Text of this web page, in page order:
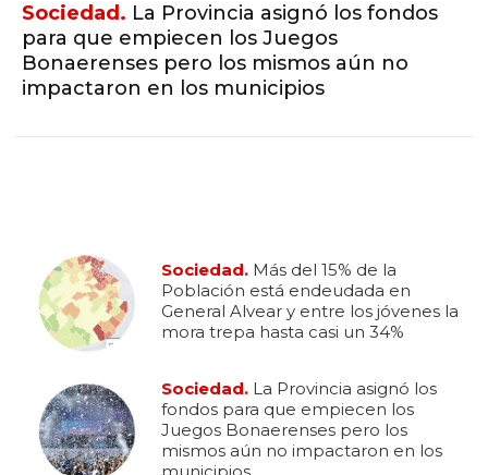
Sociedad. La Provincia asignó los fondos
para que empiecen los Juegos
Bonaerenses pero los mismos aún no
impactaron en los municipios
Sociedad. Más del 15% de la
Población está endeudada en
General Alvear y entre los jóvenes la
mora trepa hasta casi un 34%
Sociedad. La Provincia asignó los
fondos para que empiecen los
Juegos Bonaerenses pero los
mismos aún no impactaron en los